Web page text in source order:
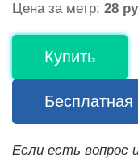
Цена за метр: 28
Купить
Бесплатная
Если есть вопрос